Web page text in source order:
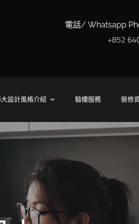
電話/ Whatsapp
+852
設計風格介紹 驗樓服務 裝修